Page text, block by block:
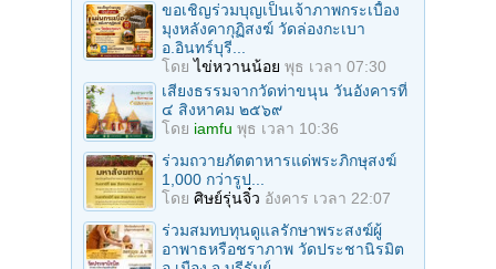
ขอเชิญร่วมบุญเป็นเจ้าภาพกระเบื้อง
มุงหลังคากุฏิสงฆ์ วัดล่องกะเบา
อ.อินทร์บุรี...
โดยไข่หวานน้อย พุธ เวลา 07:30
เสียงธรรมจากวัดท่าขนุน วันอังคารที่
๔ สิงหาคม ๒๕๖๙
โดย iamfu พุธ เวลา 10:36
ร่วมถวายภัตตาหารแด่พระภิกษุสงฆ์
1,000 กว่ารูป...
โดย ศิษย์รุ่นจิ๋ว อังคาร เวลา 22:07
ร่วมสมทบทุนดูแลรักษาพระสงฆ์ผู้
อาพาธหรือชราภาพ วัดประชานิรมิต